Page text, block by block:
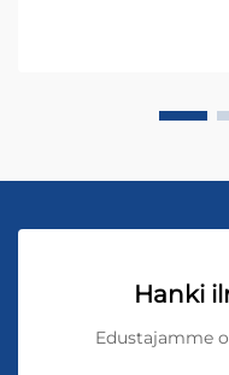
Hanki
Edustajamme